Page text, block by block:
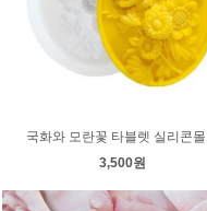
국화와 모란꽃 타블렛 실리콘
3,500원